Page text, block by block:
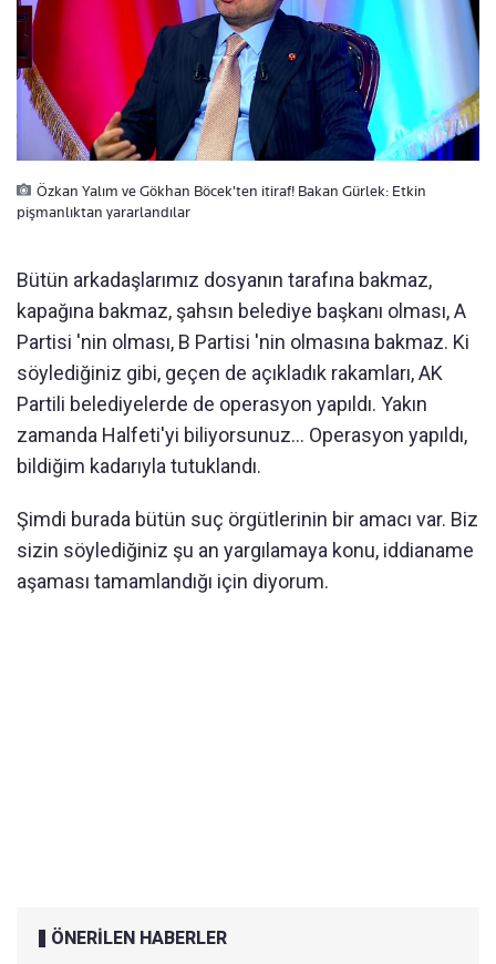
Özkan Yalım ve Gökhan Böcek'ten itiraf! Bakan Gürlek: Etkin
pişmanlıktan yararlandılar
Bütün arkadaşlarımız dosyanın tarafına bakmaz,
kapağına bakmaz, şahsın belediye başkanı olması, A
Partisi 'nin olması, B Partisi 'nin olmasına bakmaz. Ki
söylediğiniz gibi, geçen de açıkladık rakamları, AK
Partili belediyelerde de operasyon yapıldı. Yakın
zamanda Halfeti'yi biliyorsunuz... Operasyon yapıldı,
bildiğim kadarıyla tutuklandı.
Şimdi burada bütün suç örgütlerinin bir amacı var. Biz
sizin söylediğiniz şu an yargılamaya konu, iddianame
aşaması tamamlandığı için diyorum.
ÖNERİLEN HABERLER